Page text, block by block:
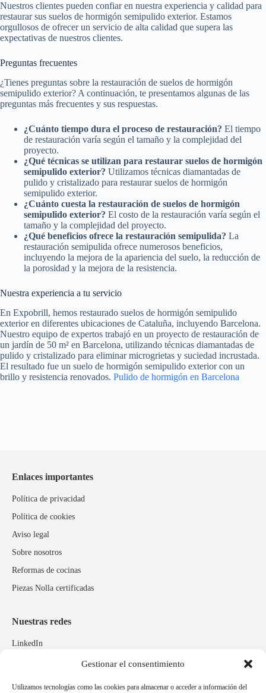
Gestionar el consentimiento
Utilizamos tecnologías como las cookies para almacenar o acceder a información del
Nuestros clientes pueden confiar en nuestra experiencia y calidad para
restaurar sus suelos de hormigón semipulido exterior. Estamos
orgullosos de ofrecer un servicio de alta calidad que supera las
expectativas de nuestros clientes.
Preguntas frecuentes
¿Tienes preguntas sobre la restauración de suelos de hormigón
semipulido exterior? A continuación, te presentamos algunas de las
preguntas más frecuentes y sus respuestas.
¿Cuánto tiempo dura el proceso de restauración? El tiempo
de restauración varía según el tamaño y la complejidad del
proyecto.
¿Qué técnicas se utilizan para restaurar suelos de hormigón
semipulido exterior? Utilizamos técnicas diamantadas de
pulido y cristalizado para restaurar suelos de hormigón
semipulido exterior.
¿Cuánto cuesta la restauración de suelos de hormigón
semipulido exterior? El costo de la restauración varía según el
tamaño y la complejidad del proyecto.
¿Qué beneficios ofrece la restauración semipulida? La
restauración semipulida ofrece numerosos beneficios,
incluyendo la mejora de la apariencia del suelo, la reducción de
la porosidad y la mejora de la resistencia.
Nuestra experiencia a tu servicio
En Expobrill, hemos restaurado suelos de hormigón semipulido
exterior en diferentes ubicaciones de Cataluña, incluyendo Barcelona.
Nuestro equipo de expertos trabajó en un proyecto de restauración de
un jardín de 50 m² en Barcelona, utilizando técnicas diamantadas de
pulido y cristalizado para eliminar microgrietas y suciedad incrustada.
El resultado fue un suelo de hormigón semipulido exterior con un
brillo y resistencia renovados. Pulido de hormigón en Barcelona
Enlaces importantes
Política de privacidad
Política de cookies
Aviso legal
Sobre nosotros
Reformas de cocinas
Piezas Nolla certificadas
Nuestras redes
LinkedIn